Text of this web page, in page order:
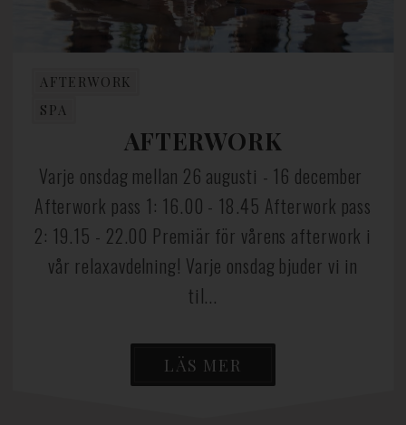
AFTERWORK
SPA
AFTERWORK
Varje onsdag mellan 26 augusti - 16 december
Afterwork pass 1: 16.00 - 18.45 Afterwork pass
2: 19.15 - 22.00 Premiär för vårens afterwork i
vår relaxavdelning! Varje onsdag bjuder vi in
til...
LÄS MER